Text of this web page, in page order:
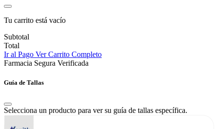
Tu carrito está vacío
Subtotal
Total
Ir al Pago Ver Carrito Completo
Farmacia Segura Verificada
Guía de Tallas
Selecciona un producto para ver su guía de tallas específica.